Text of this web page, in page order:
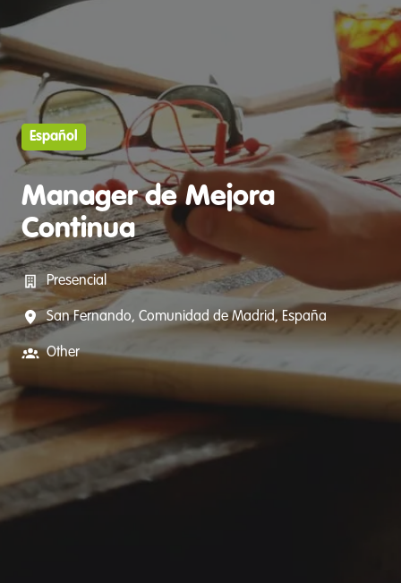
Español
Manager de Mejora
Continua
Presencial
San Fernando, Comunidad de Madrid, España
Other